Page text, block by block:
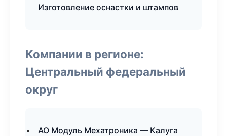
Изготовление оснастки и штампов
Компании в регионе:
Центральный федеральный
округ
АО Модуль Мехатроника — Калуга